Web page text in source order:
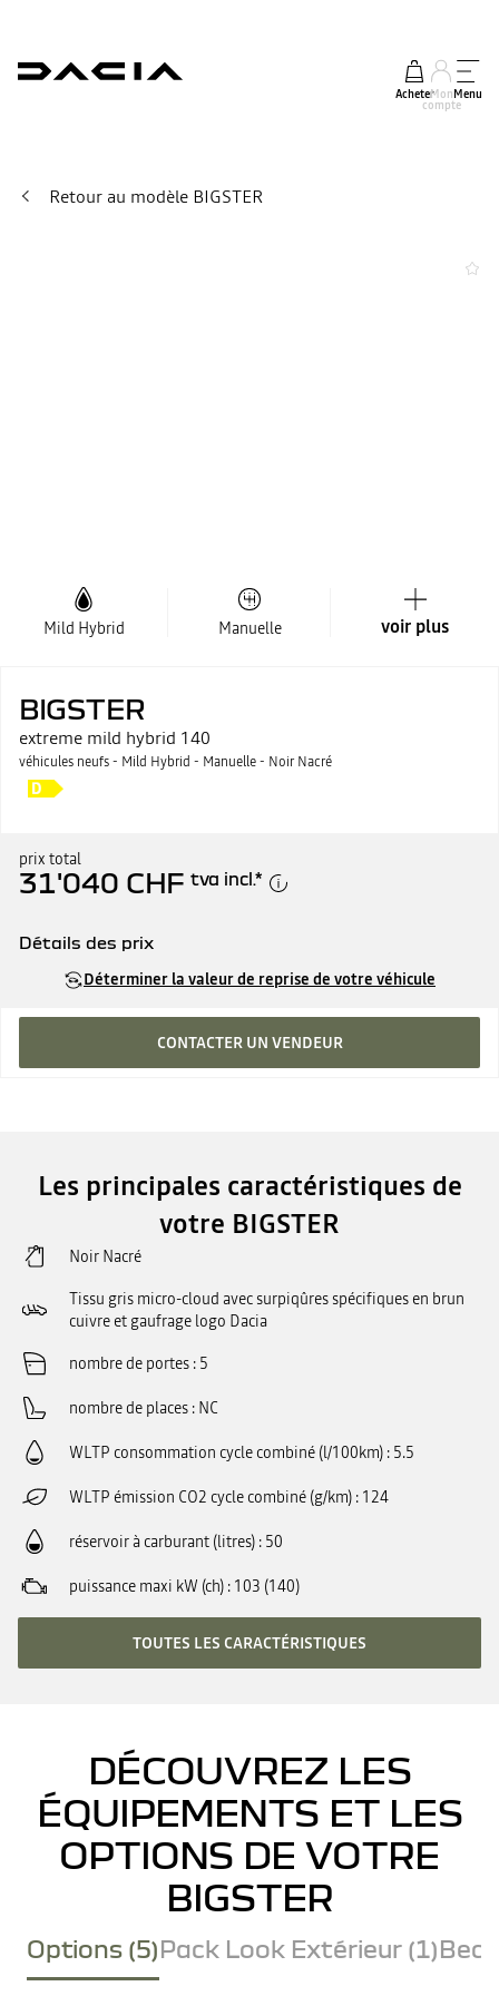
AcheterMon
compte
Menu
Retour au modèle BIGSTER
Mild Hybrid Manuelle voir plus
BIGSTER
extreme mild hybrid 140
véhicules neufs - Mild Hybrid - Manuelle - Noir Nacré
prix total
31'040 CHF tva incl.*
Détails des prix
Déterminer la valeur de reprise de votre véhicule
CONTACTER UN VENDEUR
Les principales caractéristiques de
votre BIGSTER
Noir Nacré
Tissu gris micro-cloud avec surpiqûres spécifiques en brun
cuivre et gaufrage logo Dacia
nombre de portes 5
nombre de places NC
WLTP consommation cycle combiné (l/100km) 5.5
WLTP émission CO2 cycle combiné (g/km) 124
réservoir à carburant (litres) 50
puissance maxi kW (ch) 103 (140)
TOUTES LES CARACTÉRISTIQUES
DÉCOUVREZ LES
ÉQUIPEMENTS ET LES
OPTIONS DE VOTRE
BIGSTER
Options (5)Pack Look Extérieur (1)